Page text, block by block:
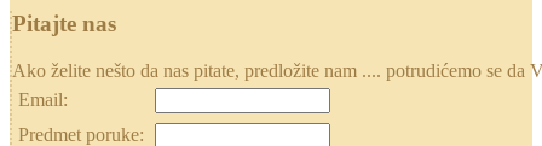
Pitajte nas
Ako želite nešto da nas pitate, predložite nam .... potrudićemo se
Email:
Predmet poruke: